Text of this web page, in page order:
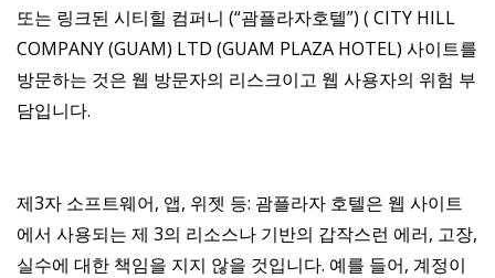
또는 링크된 시티힐 컴퍼니 (“괌플라자호텔”) ( CITY HILL
COMPANY (GUAM) LTD (GUAM PLAZA HOTEL) 사이트를
방문하는 것은 웹 방문자의 리스크이고 웹 사용자의 위험 부
담입니다.
제3자 소프트웨어, 앱, 위젯 등: 괌플라자 호텔은 웹 사이트
에서 사용되는 제 3의 리소스나 기반의 갑작스런 에러, 고장,
실수에 대한 책임을 지지 않을 것입니다. 예를 들어, 계정이